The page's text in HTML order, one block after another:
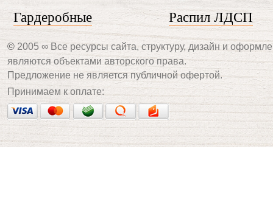
Гардеробные
© 2005 ∞ Все ресурсы сайта, структуру, дизайн и
являются объектами авторского права.
Предложение не является публичной офертой.
Принимаем к оплате:
Распил ЛДСП